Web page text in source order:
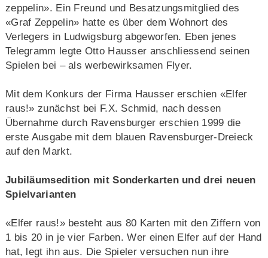
zeppelin». Ein Freund und Besatzungsmitglied des
«Graf Zeppelin» hatte es über dem Wohnort des
Verlegers in Ludwigsburg abgeworfen. Eben jenes
Telegramm legte Otto Hausser anschliessend seinen
Spielen bei – als werbewirksamen Flyer.
Mit dem Konkurs der Firma Hausser erschien «Elfer
raus!» zunächst bei F.X. Schmid, nach dessen
Übernahme durch Ravensburger erschien 1999 die
erste Ausgabe mit dem blauen Ravensburger-Dreieck
auf den Markt.
Jubiläumsedition mit Sonderkarten und drei neuen
Spielvarianten
«Elfer raus!» besteht aus 80 Karten mit den Ziffern von
1 bis 20 in je vier Farben. Wer einen Elfer auf der Hand
hat, legt ihn aus. Die Spieler versuchen nun ihre